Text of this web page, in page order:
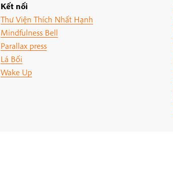
Kết nối
Thư Viện Thích Nhất Hạnh
Mindfulness Bell
Parallax press
Lá Bối
Wake Up